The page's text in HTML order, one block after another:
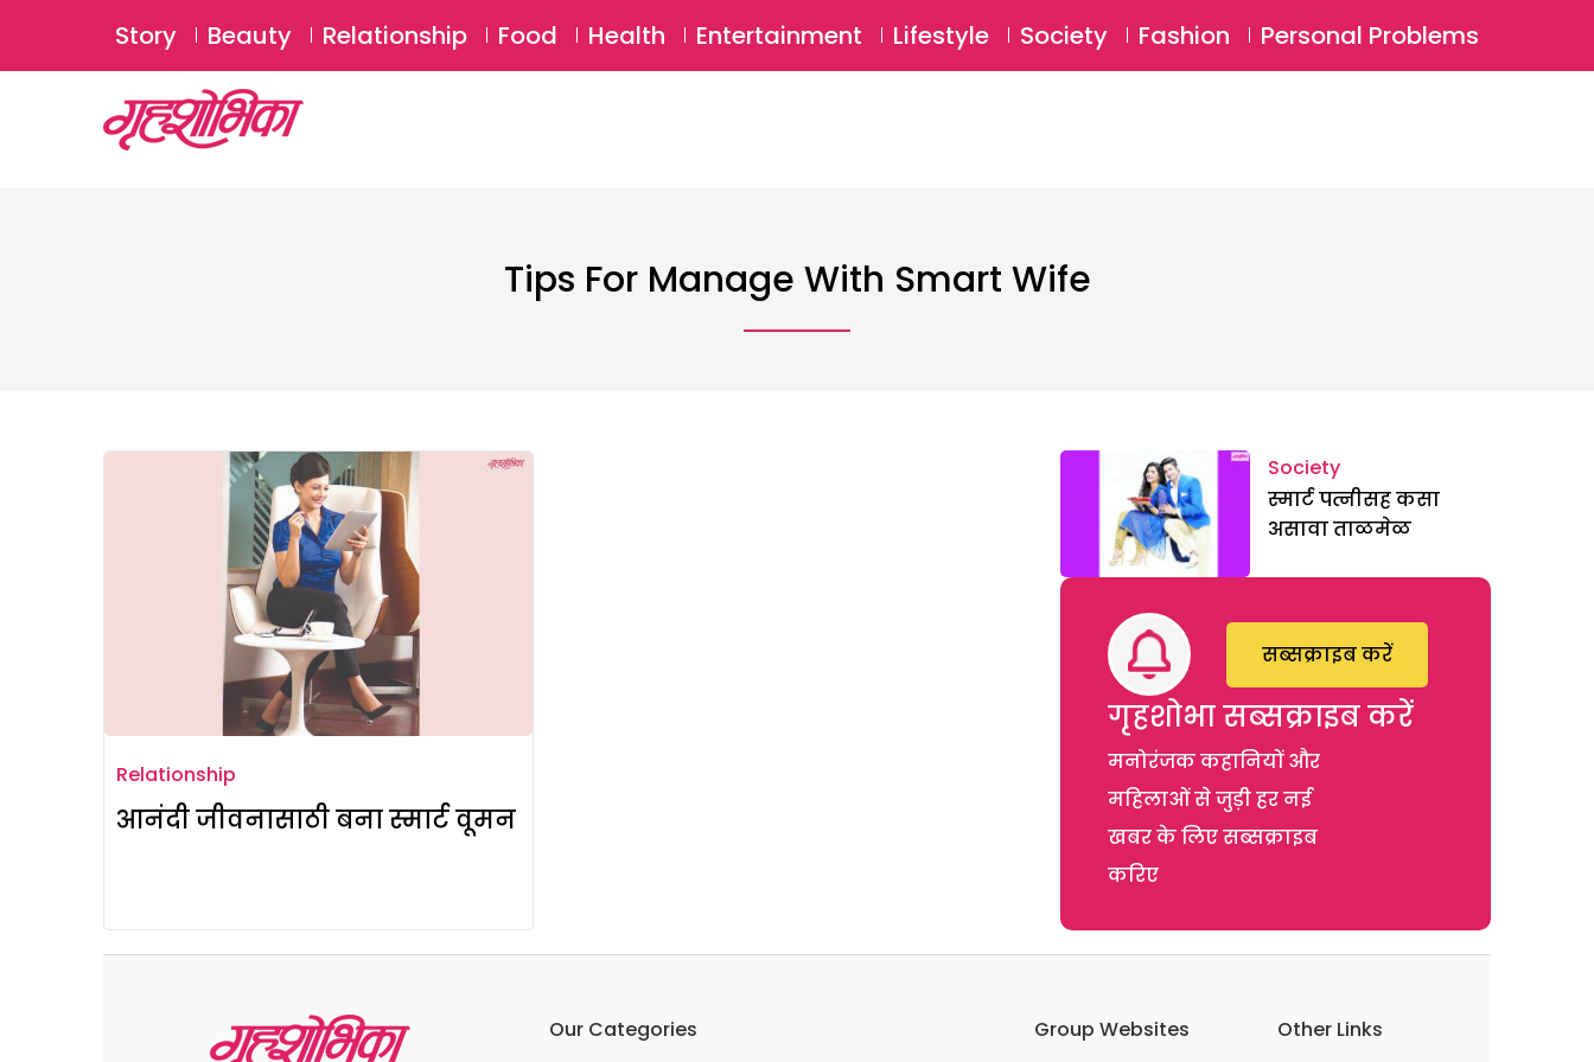
SUBSCRIBE Login ⚲
Story Beauty Relationship Food Health Entertainment Lifestyle Society Fashion Personal Problems
Tips For Manage With Smart Wife
Relationship
आनंदी जीवनासाठी बना स्मार्ट वूमन
Society
स्मार्ट पत्नीसह कसा
असावा ताळमेळ
गृहशोभा सब्सक्राइब करें
मनोरंजक कहानियों और
महिलाओं से जुड़ी हर नई
खबर के लिए सब्सक्राइब
करिए
सब्सक्राइब करें
Our Categories Group Websites Other Links